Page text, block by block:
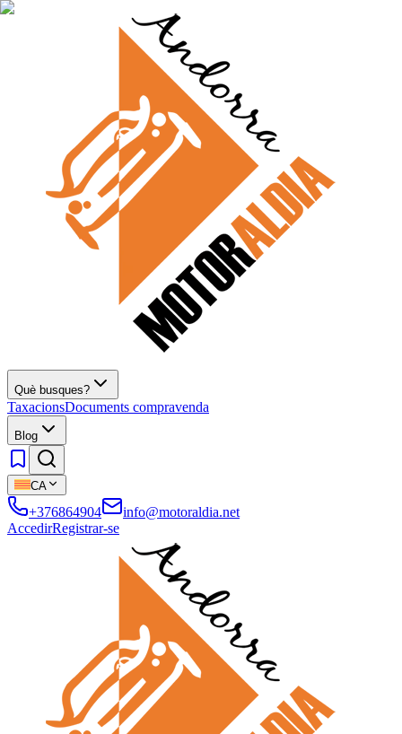
Què busques?
TaxacionsDocuments compravenda
Blog
CA
+376864904
info@motoraldia.net
AccedirRegistrar-se